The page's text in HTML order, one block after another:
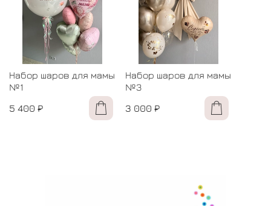
Набор шаров для мамы
№1
5 400 ₽
Набор шаров для мамы
№3
3 000 ₽